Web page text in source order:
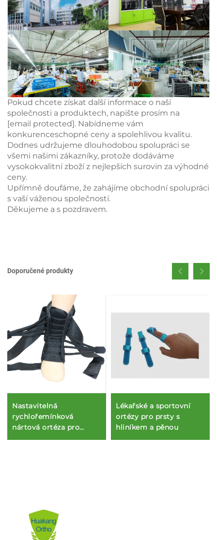
Pokud chcete získat další informace o naší
společnosti a produktech, napište prosím na
[email protected]. Nabídneme vám
konkurenceschopné ceny a spolehlivou kvalitu.
Dodnes udržujeme dlouhodobou spolupráci se
všemi našimi zákazníky, protože dodáváme
vysokokvalitní zboží z nejlepších surovin za výhodné
ceny.
Upřímně doufáme, že zahájíme obchodní spolupráci
s vaší váženou společností.
Děkujeme a s pozdravem.
Doporučené produkty
Nastavitelná
rychlořemínková
nártová ortéza pro
natažení kotníku
Lékařské a sportovní
ortézy pro prsty s
hliníkem a pěnou